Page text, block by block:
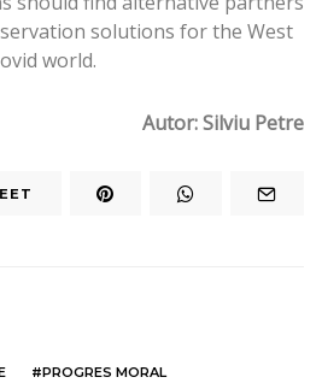
solutions for the West
world.
Autor: Silviu Petre
PROGRES MORAL